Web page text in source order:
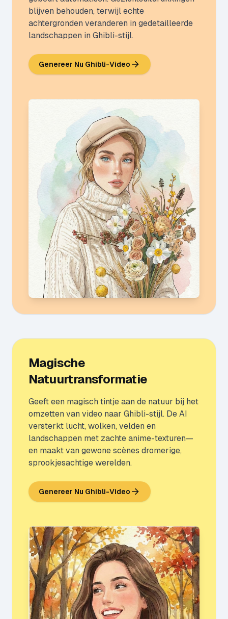
blijven behouden, terwijl echte
achtergronden veranderen in gedetailleerde
landschappen in Ghibli-stijl.
Genereer Nu Ghibli-Video
Magische
Natuurtransformatie
Geeft een magisch tintje aan de natuur bij het
omzetten van video naar Ghibli-stijl. De AI
versterkt lucht, wolken, velden en
landschappen met zachte anime-texturen—
en maakt van gewone scènes dromerige,
sprookjesachtige werelden.
Genereer Nu Ghibli-Video